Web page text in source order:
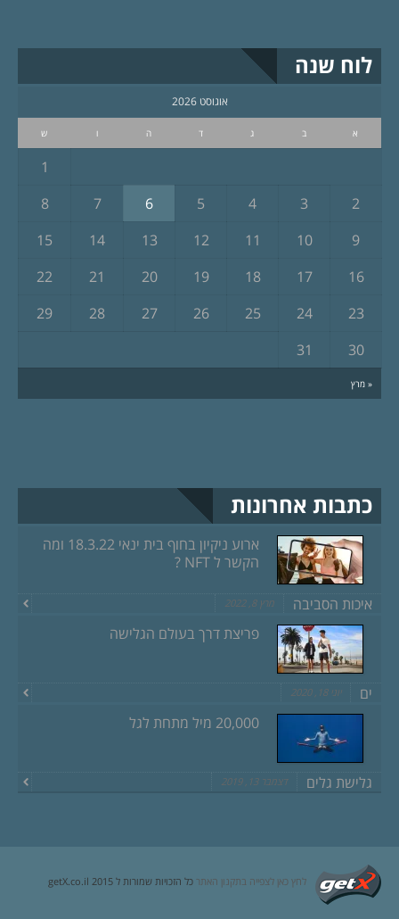
לוח שנה
אוגוסט 2026
א ב ג ד ה ו ש
« מרץ
1
2
3
4
5
6
7
8
9
10
11
12
13
14
15
16
17
18
19
20
21
22
23
24
25
26
27
28
29
30
31
כתבות אחרונות
ארוע ניקיון בחוף בית ינאי 18.3.22 ומה
הקשר ל NFT ?
איכות הסביבה מרץ 8, 2022
פריצת דרך בעולם הגלישה
ים יוני 18, 2020
20,000 מיל מתחת לגל
גלישת גלים דצמבר 13, 2019
לחץ כאן לצפייה בתקנון האתר כל הזכויות שמורות ל getX.co.il 2015